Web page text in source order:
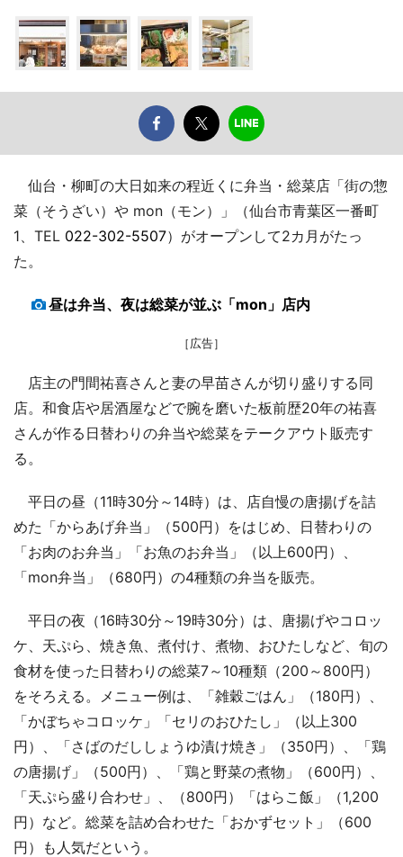
仙台・柳町の大日如来の程近くに弁当・総菜店「街の惣
菜（そうざい）や mon（モン）」（仙台市青葉区一番町
1、TEL 022-302-5507）がオープンして2カ月がたっ
た。
昼は弁当、夜は総菜が並ぶ「mon」店内
［広告］
店主の門間祐喜さんと妻の早苗さんが切り盛りする同
店。和食店や居酒屋などで腕を磨いた板前歴20年の祐喜
さんが作る日替わりの弁当や総菜をテークアウト販売す
る。
平日の昼（11時30分～14時）は、店自慢の唐揚げを詰
めた「からあげ弁当」（500円）をはじめ、日替わりの
「お肉のお弁当」「お魚のお弁当」（以上600円）、
「mon弁当」（680円）の4種類の弁当を販売。
平日の夜（16時30分～19時30分）は、唐揚げやコロッ
ケ、天ぷら、焼き魚、煮付け、煮物、おひたしなど、旬の
食材を使った日替わりの総菜7～10種類（200～800円）
をそろえる。メニュー例は、「雑穀ごはん」（180円）、
「かぼちゃコロッケ」「セリのおひたし」（以上300
円）、「さばのだししょうゆ漬け焼き」（350円）、「鶏
の唐揚げ」（500円）、「鶏と野菜の煮物」（600円）、
「天ぷら盛り合わせ」、（800円）「はらこ飯」（1,200
円）など。総菜を詰め合わせた「おかずセット」（600
円）も人気だという。